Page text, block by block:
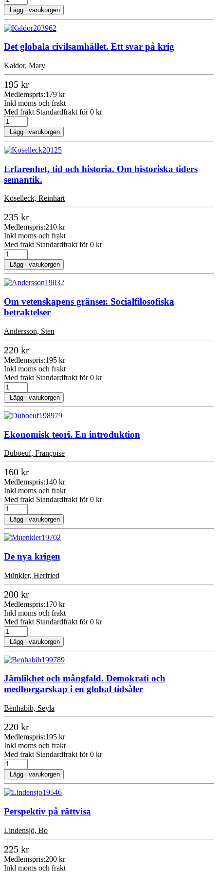
Lägg i varukorgen
Det globala civilsamhället. Ett svar på krig
Kaldor, Mary
195 kr
Medlemspris:179 kr
Inkl moms och frakt
Med frakt Standardfrakt för 0 kr
Lägg i varukorgen
Erfarenhet, tid och historia. Om historiska tiders
semantik.
Koselleck, Reinhart
235 kr
Medlemspris:210 kr
Inkl moms och frakt
Med frakt Standardfrakt för 0 kr
Lägg i varukorgen
Om vetenskapens gränser. Socialfilosofiska
betraktelser
Andersson, Sten
220 kr
Medlemspris:195 kr
Inkl moms och frakt
Med frakt Standardfrakt för 0 kr
Lägg i varukorgen
Ekonomisk teori. En introduktion
Duboeuf, Françoise
160 kr
Medlemspris:140 kr
Inkl moms och frakt
Med frakt Standardfrakt för 0 kr
Lägg i varukorgen
De nya krigen
Münkler, Herfried
200 kr
Medlemspris:170 kr
Inkl moms och frakt
Med frakt Standardfrakt för 0 kr
Lägg i varukorgen
Jämlikhet och mångfald. Demokrati och
medborgarskap i en global tidsåler
Benhabib, Seyla
220 kr
Medlemspris:195 kr
Inkl moms och frakt
Med frakt Standardfrakt för 0 kr
Lägg i varukorgen
Perspektiv på rättvisa
Lindensjö, Bo
225 kr
Medlemspris:200 kr
Inkl moms och frakt